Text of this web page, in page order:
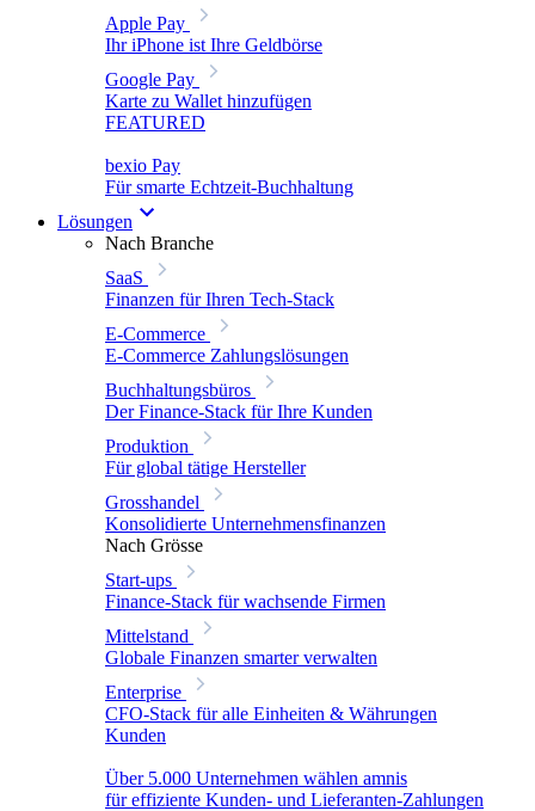
Apple Pay
Ihr iPhone ist Ihre Geldbörse
Google Pay
Karte zu Wallet hinzufügen
FEATURED
bexio Pay
Für smarte Echtzeit-Buchhaltung
Lösungen
Nach Branche
SaaS
Finanzen für Ihren Tech-Stack
E-Commerce
E-Commerce Zahlungslösungen
Buchhaltungsbüros
Der Finance-Stack für Ihre Kunden
Produktion
Für global tätige Hersteller
Grosshandel
Konsolidierte Unternehmensfinanzen
Nach Grösse
Start-ups
Finance-Stack für wachsende Firmen
Mittelstand
Globale Finanzen smarter verwalten
Enterprise
CFO-Stack für alle Einheiten & Währungen
Kunden
Über 5.000 Unternehmen wählen amnis
für effiziente Kunden- und Lieferanten-Zahlungen